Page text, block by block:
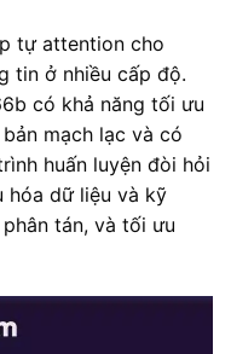
tự attention cho
tin ở nhiều cấp độ.
có khả năng tối ưu
mạch lạc và có
huấn luyện đòi hỏi
hóa dữ liệu và kỹ
tán, và tối ưu